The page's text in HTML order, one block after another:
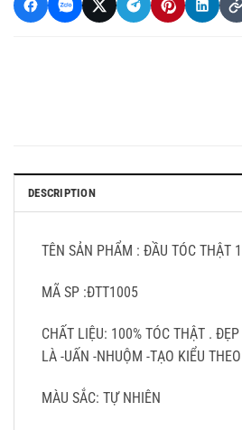
DESCRIPTION
TÊN SẢN PHẨM : ĐẦU TÓC THẬT
MÃ SP :ĐTT1005
CHẤT LIỆU: 100% TÓC THẬT .
LÀ -UẤN -NHUỘM -TẠO KIỂU
MÀU SẮC: TỰ NHIÊN